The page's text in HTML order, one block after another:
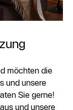
möchten die
und unsere
Sie gerne!
und unsere